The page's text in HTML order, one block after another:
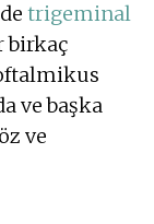
trigeminal
birkaç
ve başka
ve